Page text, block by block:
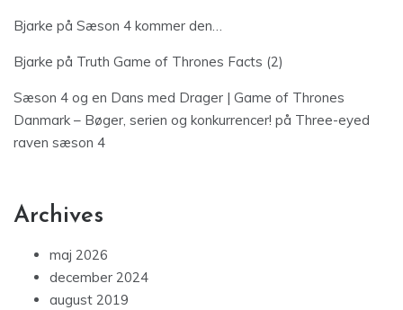
Bjarke på Sæson 4 kommer den…
Bjarke på Truth Game of Thrones Facts (2)
Sæson 4 og en Dans med Drager | Game of Thrones
Danmark – Bøger, serien og konkurrencer! på Three-eyed
raven sæson 4
Archives
maj 2026
december 2024
august 2019